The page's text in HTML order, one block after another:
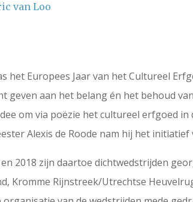
van Loo
het Europees Jaar van het Cultureel
geven aan het belang én het behoud
om via poëzie het cultureel erfgoed
Alexis de Roode nam hij het
2018 zijn daartoe dichtwedstrijden
Kromme Rijnstreek/Utrechtse